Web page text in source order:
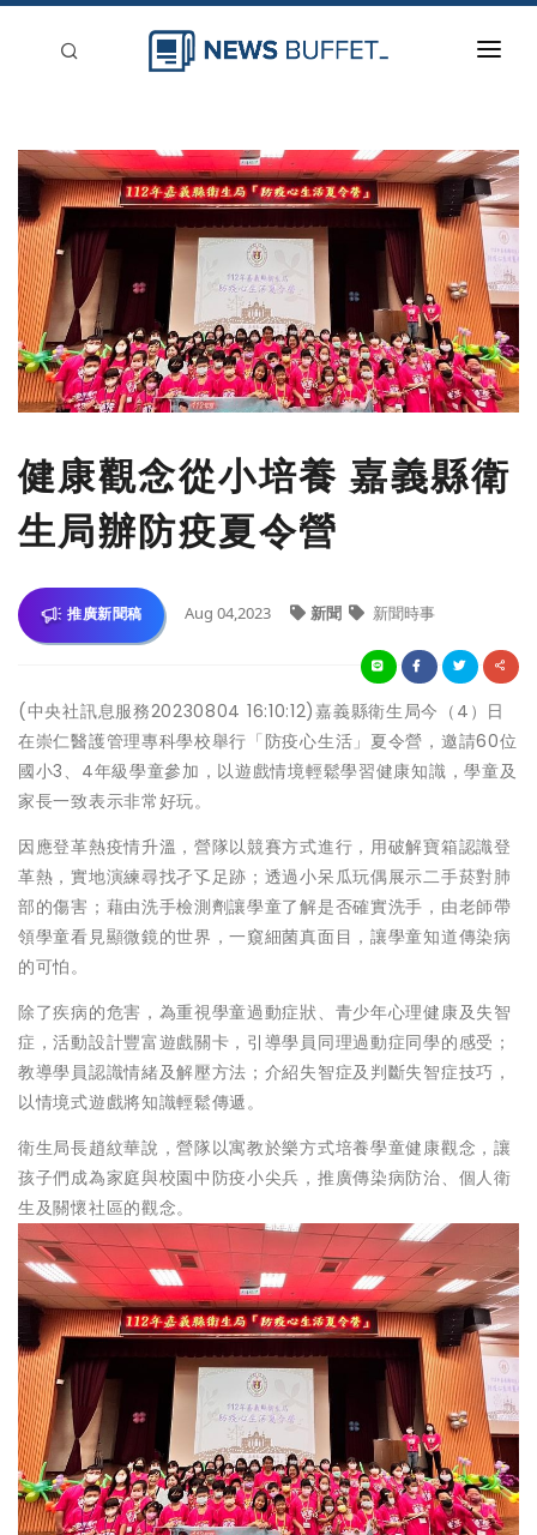
新聞稿分類
登入
刊登
健康觀念從小培養 嘉義縣衛
生局辦防疫夏令營
推廣新聞稿 Aug 04,2023 新聞 新聞時事
(中央社訊息服務20230804 16:10:12)嘉義縣衛生局今（4）日
在崇仁醫護管理專科學校舉行「防疫心生活」夏令營，邀請60位
國小3、4年級學童參加，以遊戲情境輕鬆學習健康知識，學童及
家長一致表示非常好玩。
因應登革熱疫情升溫，營隊以競賽方式進行，用破解寶箱認識登
革熱，實地演練尋找孑孓足跡；透過小呆瓜玩偶展示二手菸對肺
部的傷害；藉由洗手檢測劑讓學童了解是否確實洗手，由老師帶
領學童看見顯微鏡的世界，一窺細菌真面目，讓學童知道傳染病
的可怕。
除了疾病的危害，為重視學童過動症狀、青少年心理健康及失智
症，活動設計豐富遊戲關卡，引導學員同理過動症同學的感受；
教導學員認識情緒及解壓方法；介紹失智症及判斷失智症技巧，
以情境式遊戲將知識輕鬆傳遞。
衛生局長趙紋華說，營隊以寓教於樂方式培養學童健康觀念，讓
孩子們成為家庭與校園中防疫小尖兵，推廣傳染病防治、個人衛
生及關懷社區的觀念。